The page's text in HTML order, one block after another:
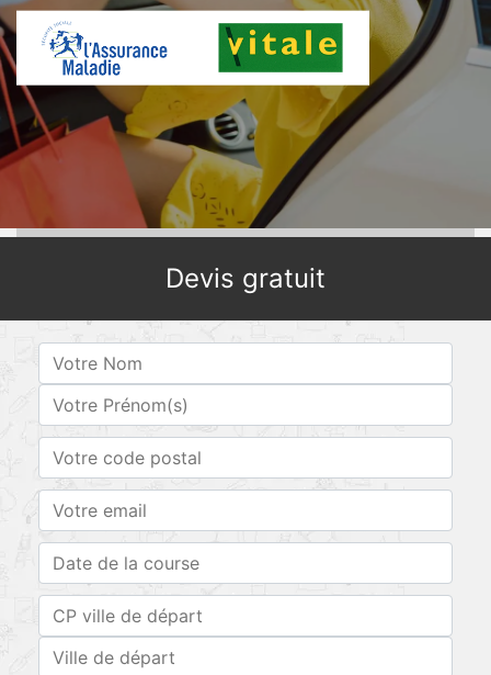
Devis gratuit